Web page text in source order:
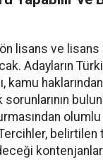
lisans ve
Adayların
kamu
sorunlarının
olumlu
belirtilen